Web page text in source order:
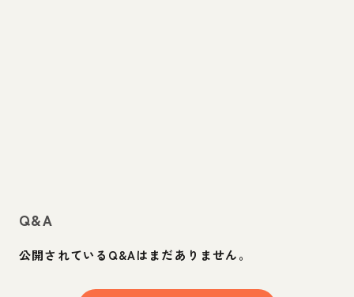
Q&A
公開されているQ&Aはまだありません。